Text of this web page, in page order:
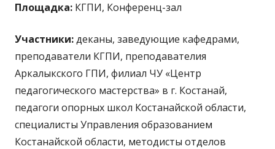
Площадка: КГПИ, Конференц-зал
Участники:деканы, заведующие кафедрами,
преподаватели КГПИ, преподавателия
Аркалыкского ГПИ, филиал ЧУ «Центр
педагогического мастерства» в г. Костанай,
педагоги опорных школ Костанайской области,
специалисты Управления образованием
Костанайской области, методисты отделов